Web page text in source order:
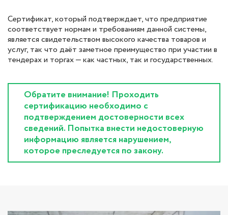
Сертификат, который подтверждает, что предприятие
соответствует нормам и требованиям данной системы,
является свидетельством высокого качества товаров и
услуг, так что даёт заметное преимущество при участии в
тендерах и торгах — как частных, так и государственных.
Обратите внимание! Проходить
сертификацию необходимо с
подтверждением достоверности всех
сведений. Попытка внести недостоверную
информацию является нарушением,
которое преследуется по закону.